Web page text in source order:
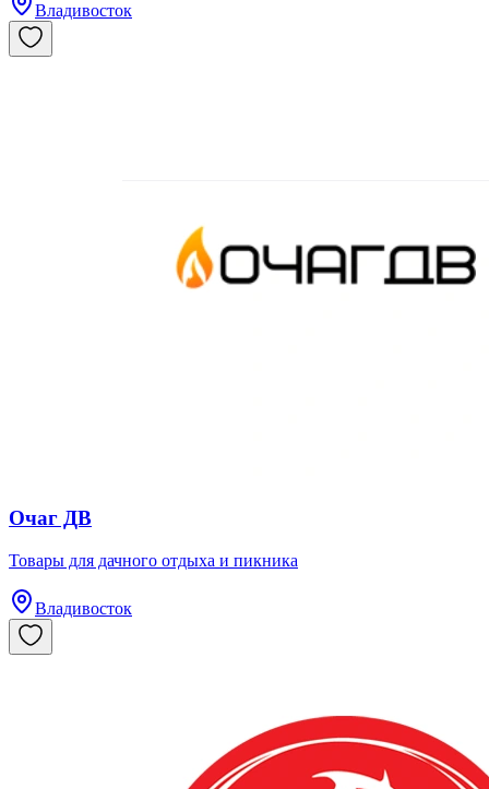
Владивосток
Очаг ДВ
Товары для дачного отдыха и пикника
Владивосток